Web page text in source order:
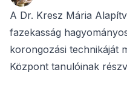
A Dr. Kresz Mária
fazekasság
korongozási technikáját
Központ tanulóinak